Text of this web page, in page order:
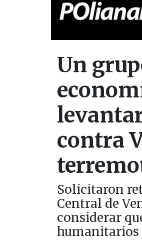
Un
contra
Solicitaron
Central de
considerar
humanitarios